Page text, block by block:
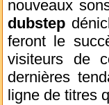
nouveaux
dubstep
feront le
visiteurs de
dernières
ligne de titres